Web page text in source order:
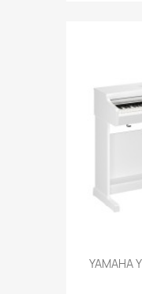
YAMAHA